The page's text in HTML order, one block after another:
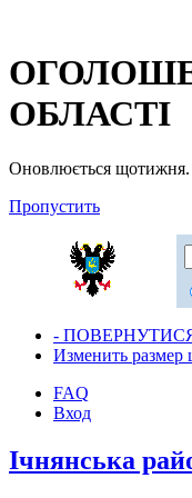
ОБЛАСТІ
Оновлюється
Пропустить
-
Изменить размер
FAQ
Вход
Ічнянська